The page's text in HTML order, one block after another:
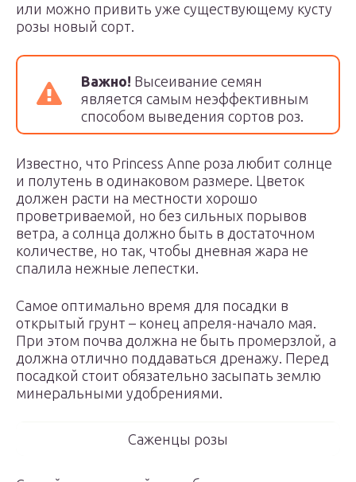
или можно привить уже существующему кусту
розы новый сорт.
Важно! Высеивание семян
является самым неэффективным
способом выведения сортов роз.
Известно, что Princess Anne роза любит солнце
и полутень в одинаковом размере. Цветок
должен расти на местности хорошо
проветриваемой, но без сильных порывов
ветра, а солнца должно быть в достаточном
количестве, но так, чтобы дневная жара не
спалила нежные лепестки.
Самое оптимально время для посадки в
открытый грунт – конец апреля-начало мая.
При этом почва должна не быть промерзлой, а
должна отлично поддаваться дренажу. Перед
посадкой стоит обязательно засыпать землю
минеральными удобрениями.
Саженцы розы